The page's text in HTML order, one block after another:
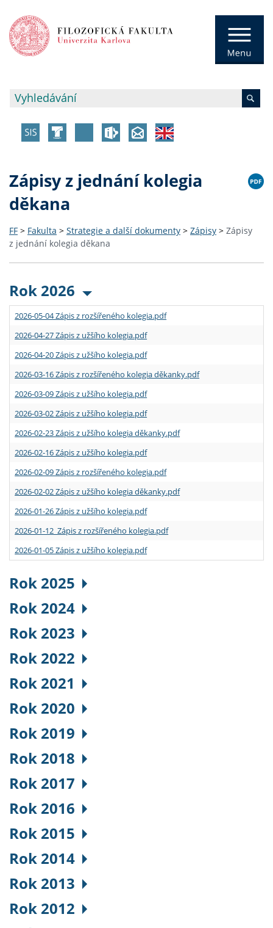
Zápisy z jednání kolegia
děkana
FF > Fakulta > Strategie a další dokumenty > Zápisy > Zápisy
z jednání kolegia děkana
Rok 2026
2026-05-04 Zápis z rozšířeného kolegia.pdf
2026-04-27 Zápis z užšího kolegia.pdf
2026-04-20 Zápis z užšího kolegia.pdf
2026-03-16 Zápis z rozšířeného kolegia děkanky.pdf
2026-03-09 Zápis z užšího kolegia.pdf
2026-03-02 Zápis z užšího kolegia.pdf
2026-02-23 Zápis z užšího kolegia děkanky.pdf
2026-02-16 Zápis z užšího kolegia.pdf
2026-02-09 Zápis z rozšířeného kolegia.pdf
2026-02-02 Zápis z užšího kolegia děkanky.pdf
2026-01-26 Zápis z užšího kolegia.pdf
2026-01-12 Zápis z rozšířeného kolegia.pdf
2026-01-05 Zápis z užšího kolegia.pdf
Rok 2025
Rok 2024
Rok 2023
Rok 2022
Rok 2021
Rok 2020
Rok 2019
Rok 2018
Rok 2017
Rok 2016
Rok 2015
Rok 2014
Rok 2013
Rok 2012